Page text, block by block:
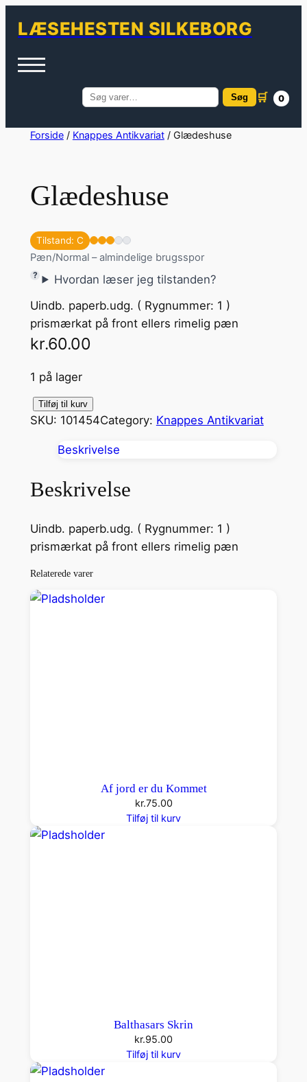
LÆSEHESTEN SILKEBORG
Søg
Søg 🛒 0
SpringForside/ Knappes Antikvariat/ Glædeshuse
Glædeshuse
Tilstand: C
Pæn/Normal – almindelige brugsspor
Hvordan læser jeg tilstanden?
Uindb. paperb.udg. ( Rygnummer: 1 )
prismærkat på front ellers rimelig pæn
kr.60.00
1 på lager
l
s
u
s
n
Tilføj til kurv
SKU: 101454Category: Knappes Antikvariat
Beskrivelse
Beskrivelse
Uindb. paperb.udg. ( Rygnummer: 1 )
prismærkat på front ellers rimelig pæn
Relaterede varer
Af jord er du Kommet
kr.75.00
Tilføj til kurv
Balthasars Skrin
kr.95.00
Tilføj til kurv